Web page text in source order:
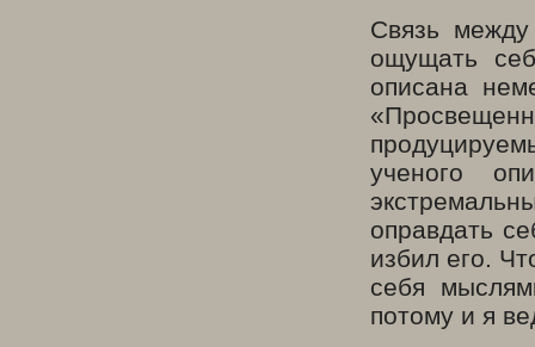
Связь между
ощущать
описана
ученого
оправдать
избил его.
себя
потому и я